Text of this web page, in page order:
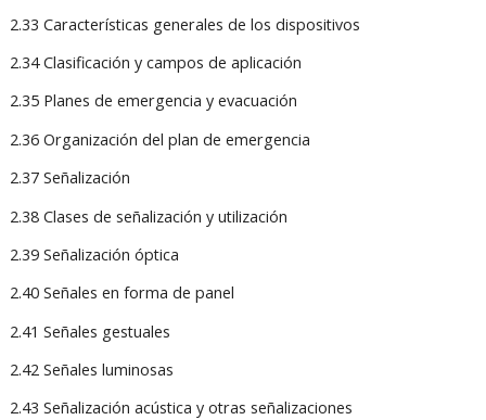
2.33 Características generales de los dispositivos
2.34 Clasificación y campos de aplicación
2.35 Planes de emergencia y evacuación
2.36 Organización del plan de emergencia
2.37 Señalización
2.38 Clases de señalización y utilización
2.39 Señalización óptica
2.40 Señales en forma de panel
2.41 Señales gestuales
2.42 Señales luminosas
2.43 Señalización acústica y otras señalizaciones